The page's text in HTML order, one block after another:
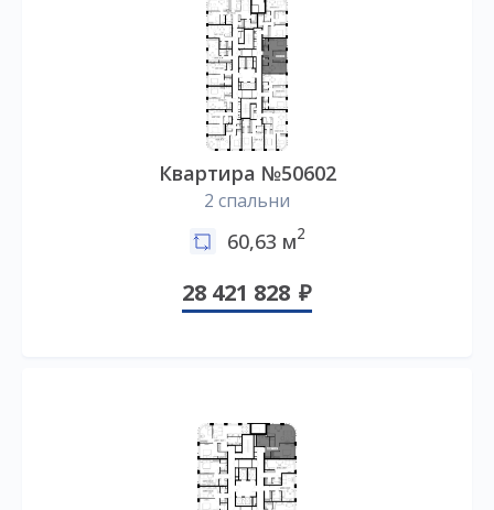
Квартира №50602
2 спальни
60,63 м2
28 421 828